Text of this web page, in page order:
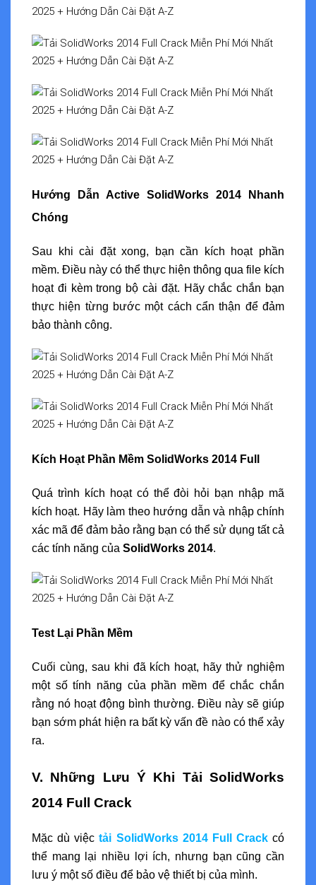
Hướng Dẫn Active SolidWorks 2014 Nhanh
Chóng
Sau khi cài đặt xong, bạn cần kích hoạt phần
mềm. Điều này có thể thực hiện thông qua file kích
hoạt đi kèm trong bộ cài đặt. Hãy chắc chắn bạn
thực hiện từng bước một cách cẩn thận để đảm
bảo thành công.
Kích Hoạt Phần Mềm SolidWorks 2014 Full
Quá trình kích hoạt có thể đòi hỏi bạn nhập mã
kích hoạt. Hãy làm theo hướng dẫn và nhập chính
xác mã để đảm bảo rằng bạn có thể sử dụng tất cả
các tính năng của SolidWorks 2014.
Test Lại Phần Mềm
Cuối cùng, sau khi đã kích hoạt, hãy thử nghiệm
một số tính năng của phần mềm để chắc chắn
rằng nó hoạt động bình thường. Điều này sẽ giúp
bạn sớm phát hiện ra bất kỳ vấn đề nào có thể xảy
ra.
V. Những Lưu Ý Khi Tải SolidWorks
2014 Full Crack
Mặc dù việctải SolidWorks 2014 Full Crackcó
thể mang lại nhiều lợi ích, nhưng bạn cũng cần
lưu ý một số điều để bảo vệ thiết bị của mình.